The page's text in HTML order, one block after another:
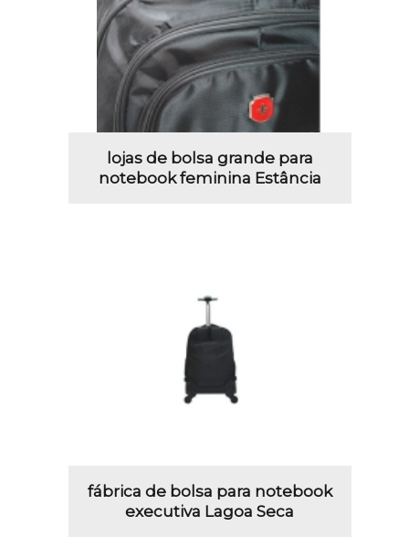
lojas de bolsa grande para
notebook feminina Estância
fábrica de bolsa para notebook
executiva Lagoa Seca